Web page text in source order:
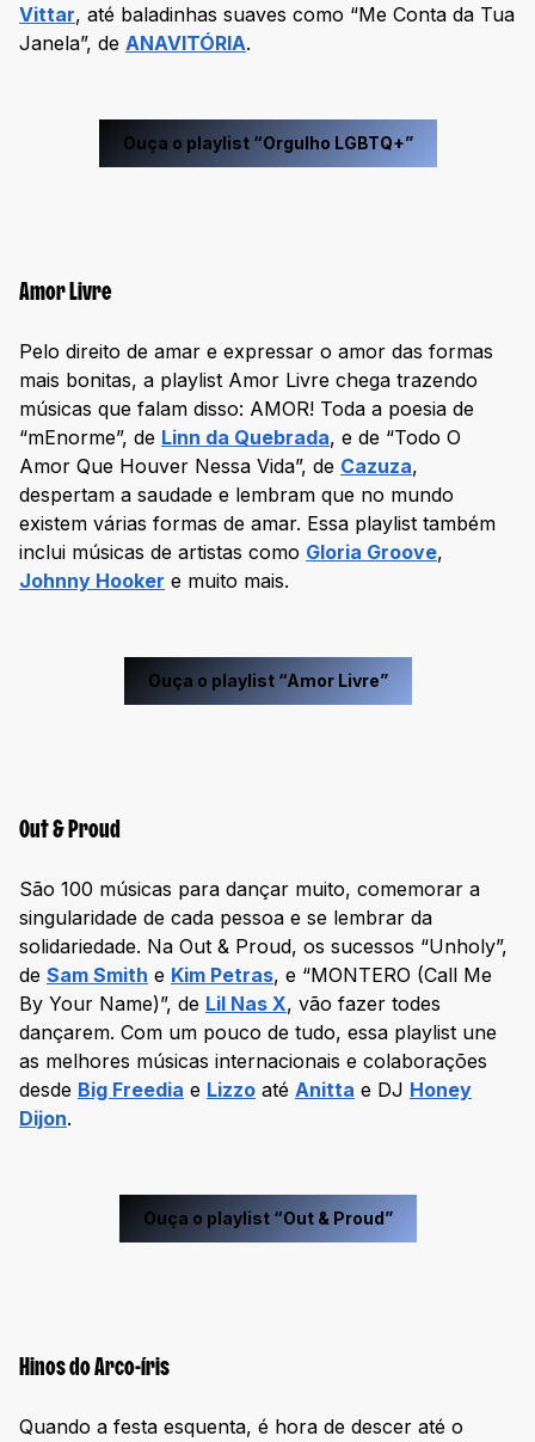
Vittar, até baladinhas suaves como “Me Conta da Tua
Janela”, de ANAVITÓRIA.
Ouça o playlist “Orgulho LGBTQ+”
Amor Livre
Pelo direito de amar e expressar o amor das formas
mais bonitas, a playlist Amor Livre chega trazendo
músicas que falam disso: AMOR! Toda a poesia de
“mEnorme”, de Linn da Quebrada, e de “Todo O
Amor Que Houver Nessa Vida”, de Cazuza,
despertam a saudade e lembram que no mundo
existem várias formas de amar. Essa playlist também
inclui músicas de artistas como Gloria Groove,
Johnny Hooker e muito mais.
Ouça o playlist “Amor Livre”
Out & Proud
São 100 músicas para dançar muito, comemorar a
singularidade de cada pessoa e se lembrar da
solidariedade. Na Out & Proud, os sucessos “Unholy”,
de Sam Smith e Kim Petras, e “MONTERO (Call Me
By Your Name)”, de Lil Nas X, vão fazer todes
dançarem. Com um pouco de tudo, essa playlist une
as melhores músicas internacionais e colaborações
desde Big Freedia e Lizzo até Anitta e DJ Honey
Dijon.
Ouça o playlist “Out & Proud”
Hinos do Arco-íris
Quando a festa esquenta, é hora de descer até o